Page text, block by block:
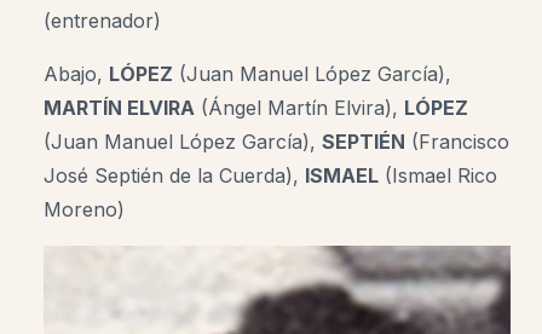
(entrenador)
Abajo, LÓPEZ (Juan Manuel López García),
MARTÍN ELVIRA (Ángel Martín Elvira), LÓPEZ
(Juan Manuel López García), SEPTIÉN (Francisco
José Septién de la Cuerda), ISMAEL (Ismael Rico
Moreno)